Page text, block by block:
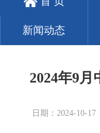
新闻动态
2024年9
日期：2024-10-17